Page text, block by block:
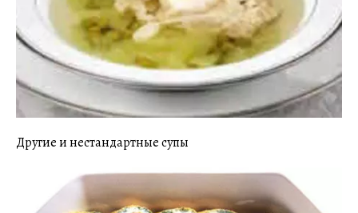
Другие и нестандартные супы